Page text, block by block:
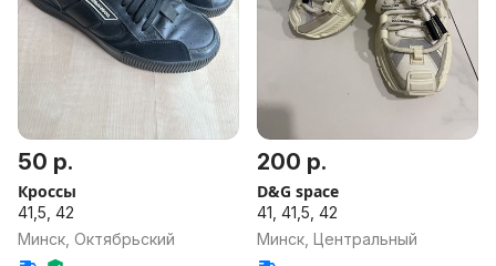
50 р.
Кроссы
41,5, 42
Минск, Октябрьский
200 р.
D&G space
41, 41,5, 42
Минск, Центральный